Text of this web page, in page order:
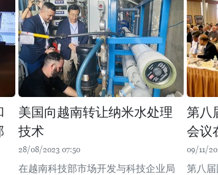
美国向越南转让纳米水处理
技术
28/08/2023 07:50
在越南科技部市场开发与科技企业局
第八
会议
09/11/
第八